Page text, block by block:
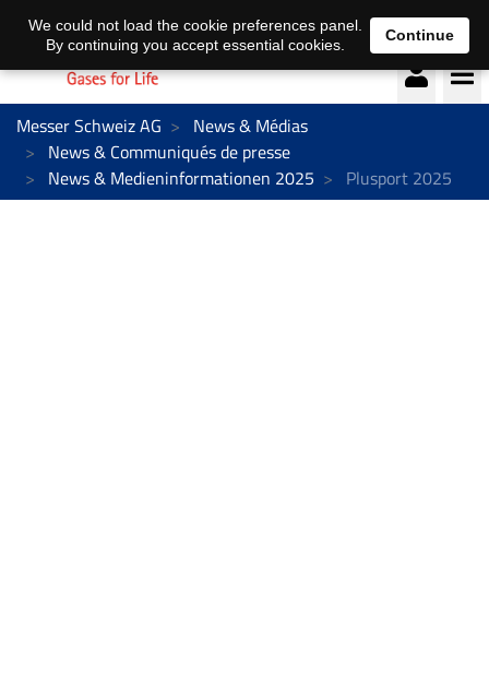
Deutsch français
Messer Schweiz AG
News & Médias
News & Communiqués de presse
News & Medieninformationen 2025
Plusport 2025
We could not load the cookie preferences panel.
By continuing you accept essential cookies.
Continue